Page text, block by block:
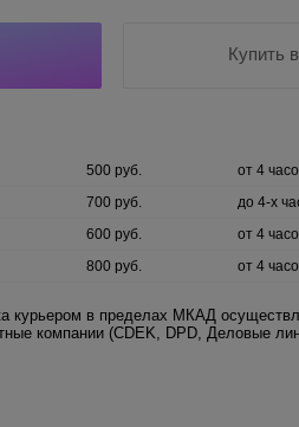
Купить
500 руб.
от 4
700 руб.
до 4-х
600 руб.
от 4
800 руб.
от 4
курьером в пределах МКАД
компании (CDEK, DPD, Деловые